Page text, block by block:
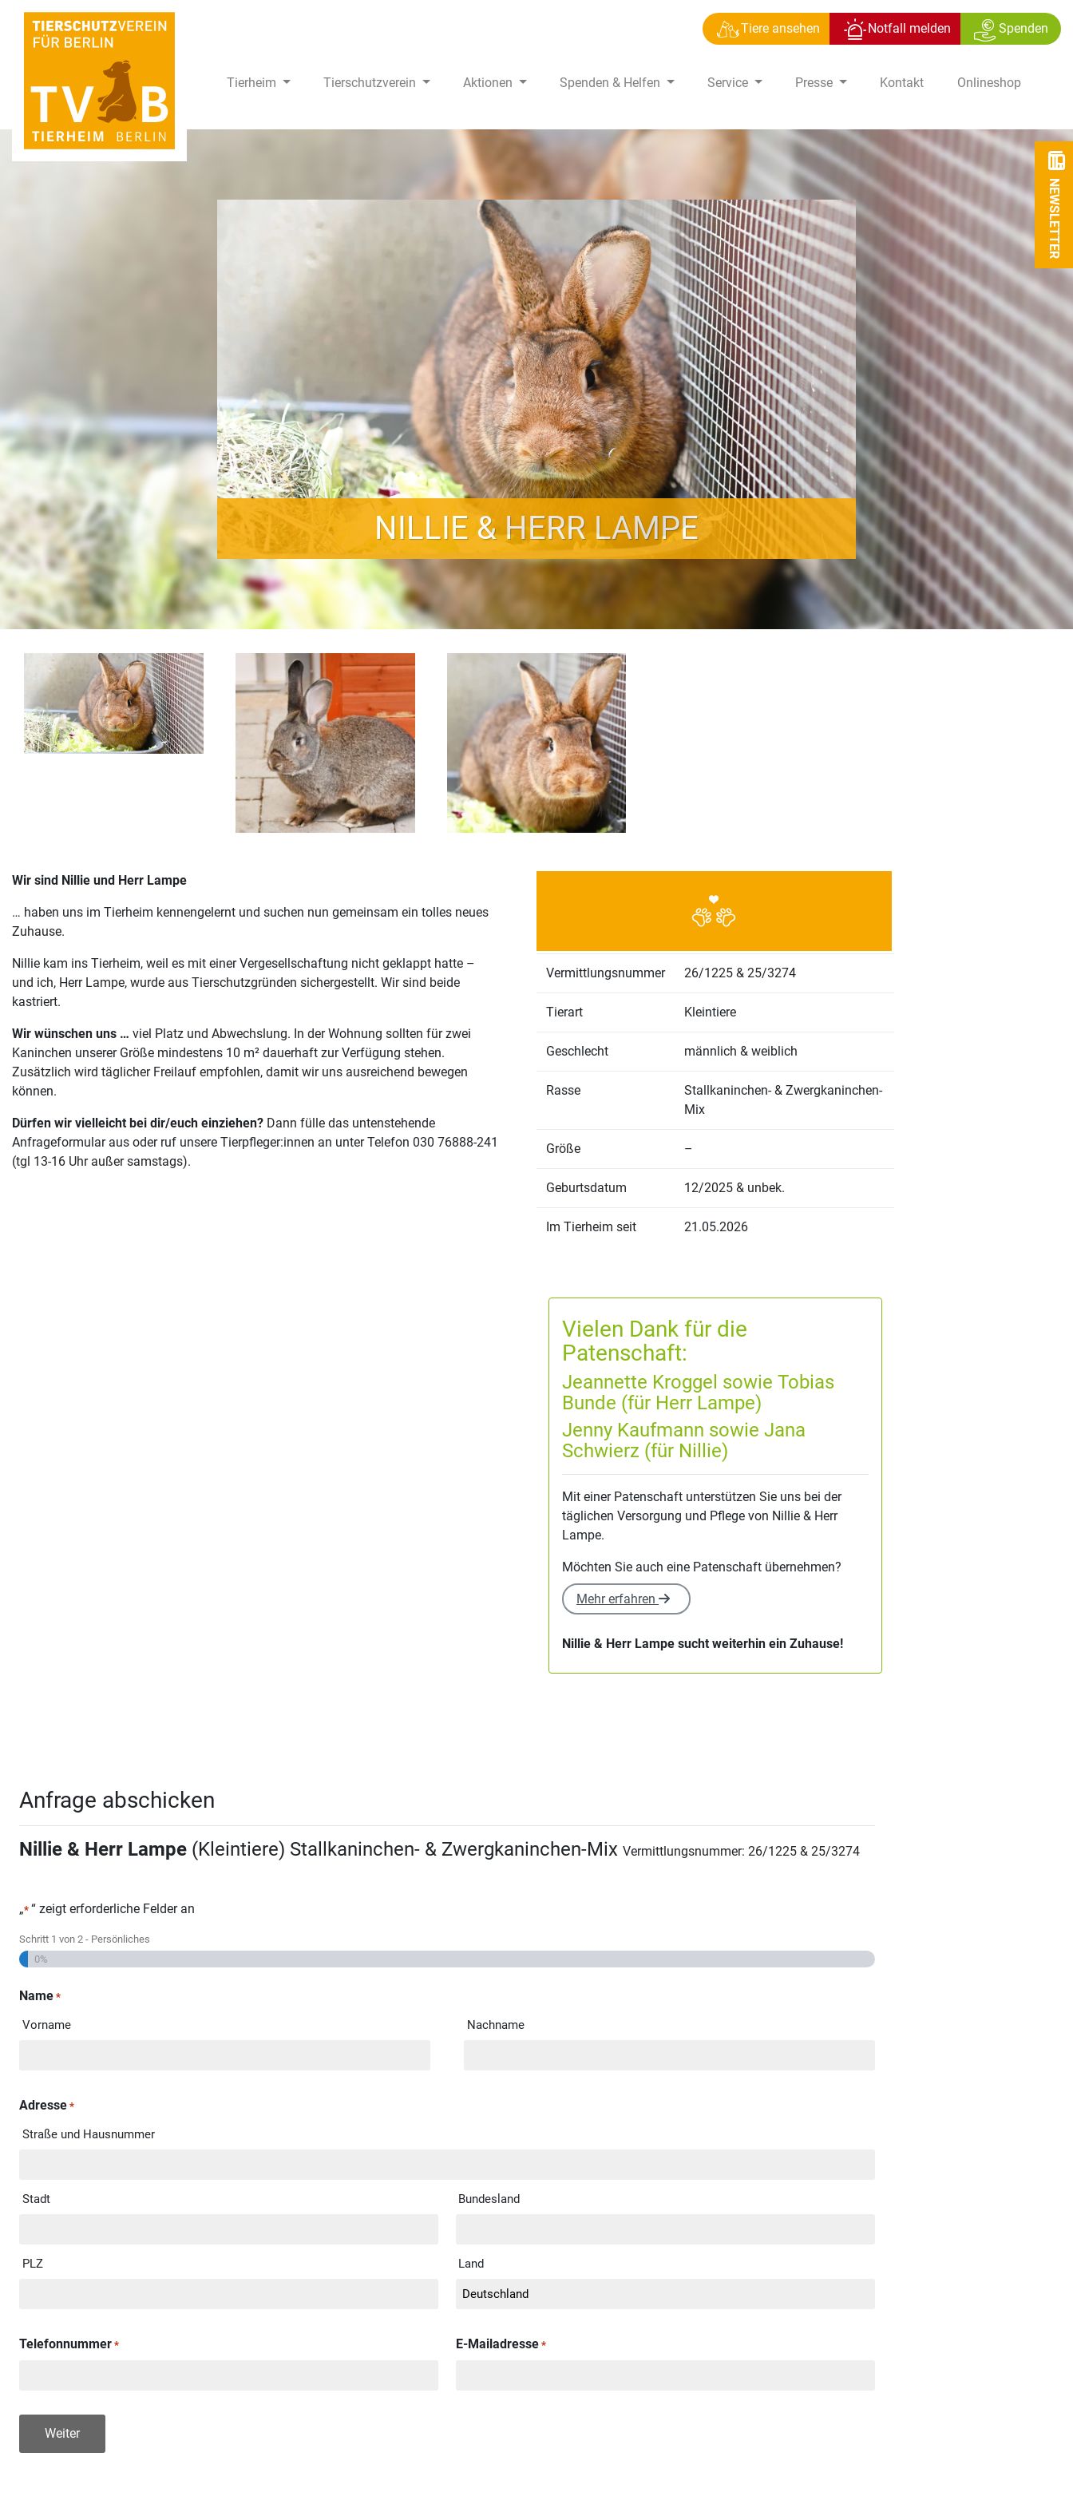
Tiere ansehen Notfall melden Spenden
Tierheim Tierschutzverein Aktionen Spenden & Helfen Service Presse Kontakt Onlineshop
NEWSLETTER
NILLIE & HERR LAMPE
Wir sind Nillie und Herr Lampe
… haben uns im Tierheim kennengelernt und suchen nun gemeinsam ein tolles neues
Zuhause.
Nillie kam ins Tierheim, weil es mit einer Vergesellschaftung nicht geklappt hatte –
und ich, Herr Lampe, wurde aus Tierschutzgründen sichergestellt. Wir sind beide
kastriert.
Wir wünschen uns … viel Platz und Abwechslung. In der Wohnung sollten für zwei
Kaninchen unserer Größe mindestens 10 m² dauerhaft zur Verfügung stehen.
Zusätzlich wird täglicher Freilauf empfohlen, damit wir uns ausreichend bewegen
können.
Dürfen wir vielleicht bei dir/euch einziehen? Dann fülle das untenstehende
Anfrageformular aus oder ruf unsere Tierpfleger:innen an unter Telefon 030 76888-241
(tgl 13-16 Uhr außer samstags).
Vermittlungsnummer 26/1225 & 25/3274
Tierart Kleintiere
Geschlecht männlich & weiblich
Rasse
Stallkaninchen- & Zwergkaninchen-
Mix
Größe –
Geburtsdatum 12/2025 & unbek.
Im Tierheim seit 21.05.2026
Vielen Dank für die
Patenschaft:
Jeannette Kroggel sowie Tobias
Bunde (für Herr Lampe)
Jenny Kaufmann sowie Jana
Schwierz (für Nillie)
Mit einer Patenschaft unterstützen Sie uns bei der
täglichen Versorgung und Pflege von Nillie & Herr
Lampe.
Möchten Sie auch eine Patenschaft übernehmen?
Mehr erfahren
Nillie & Herr Lampe sucht weiterhin ein Zuhause!
Anfrage abschicken
Nillie & Herr Lampe (Kleintiere) Stallkaninchen- & Zwergkaninchen-Mix Vermittlungsnummer: 26/1225 & 25/3274
„* “ zeigt erforderliche Felder an
Schritt 1 von 2 - Persönliches
0%
Name *
Vorname Nachname
Adresse *
Straße und Hausnummer
Stadt Bundesland
PLZ Land
Telefonnummer * E-Mailadresse *